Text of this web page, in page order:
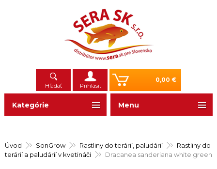
Hľadať Prihlásiť
0,00 €
Úvod SonGrow Rastliny do terárií, paludárií
Rastliny do
terárií a paludárií v kvetináči
Dracanea sanderiana white green
Kategórie Menu